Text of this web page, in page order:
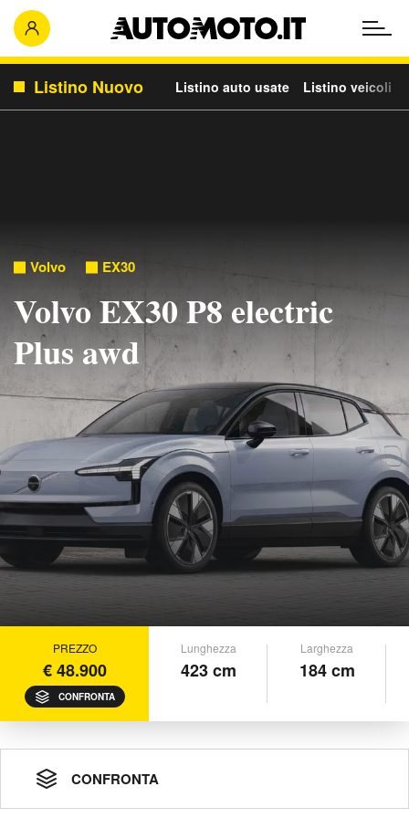
Listino Nuovo Listino auto usate Listino veicoli
Volvo EX30
Volvo EX30 P8 electric
Plus awd
PREZZO
€ 48.900
CONFRONTA
Lunghezza
423 cm
Larghezza
184 cm
CONFRONTA